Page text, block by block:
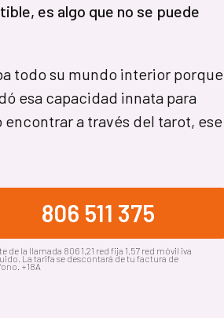
es algo que no se puede
todo su mundo interior porque
esa capacidad innata para
a través del tarot, ese
806 511 375
de la llamada 806 1,21 red fija 1,57 red móvil iva
La tarifa se descontará de tu factura de
+18A